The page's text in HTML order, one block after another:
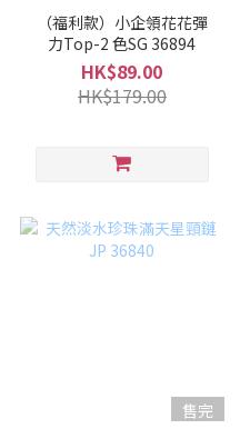
（福利款）小企領花花彈
力Top-2 色SG 36894
HK$89.00
HK$179.00
售完